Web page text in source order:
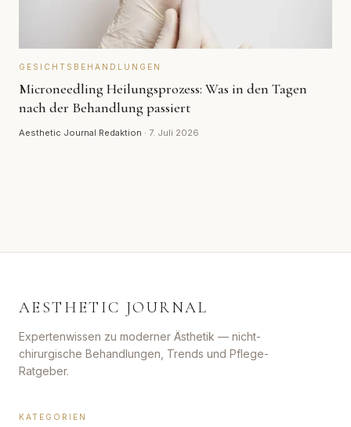
GESICHTSBEHANDLUNGEN
Microneedling Heilungsprozess: Was in den Tagen
nach der Behandlung passiert
Aesthetic Journal Redaktion · 7. Juli 2026
AESTHETIC JOURNAL
Expertenwissen zu moderner Ästhetik — nicht-
chirurgische Behandlungen, Trends und Pflege-
Ratgeber.
KATEGORIEN